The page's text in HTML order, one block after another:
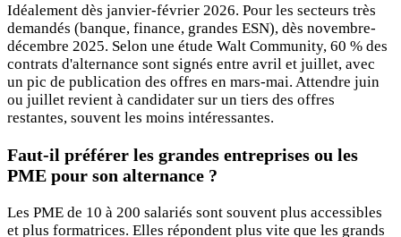
Idéalement dès janvier-février 2026. Pour les secteurs très
demandés (banque, finance, grandes ESN), dès novembre-
décembre 2025. Selon une étude Walt Community, 60 % des
contrats d'alternance sont signés entre avril et juillet, avec
un pic de publication des offres en mars-mai. Attendre juin
ou juillet revient à candidater sur un tiers des offres
restantes, souvent les moins intéressantes.
Faut-il préférer les grandes entreprises ou les
PME pour son alternance ?
Les PME de 10 à 200 salariés sont souvent plus accessibles
et plus formatrices. Elles répondent plus vite que les grands